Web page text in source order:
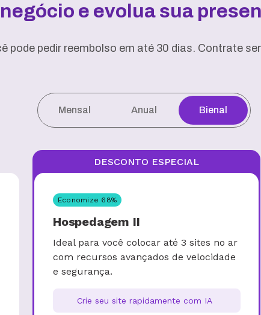
e evolua sua
pode pedir reembolso em até 30 dias. Contrate
Mensal Anual Bienal
Economize 68%
DESCONTO ESPECIAL
Hospedagem II
Ideal para você colocar até 3 sites no ar
com recursos avançados de velocidade
e segurança.
Crie seu site rapidamente com IA